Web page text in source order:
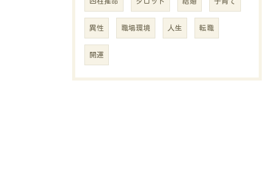
異性 職場環境 人生 転職
開運